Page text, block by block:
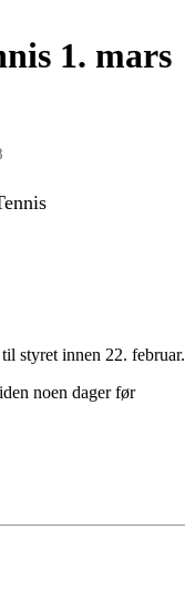
1. mars
styret innen 22. februar.
noen dager før